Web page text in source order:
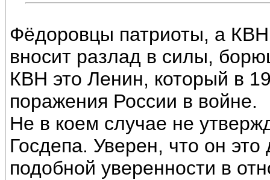
Фёдоровцы патриоты, а КВН
вносит разлад в силы,
КВН это Ленин, который в
поражения России в войне.
Не в коем случае не
Госдепа. Уверен, что он
подобной уверенности в